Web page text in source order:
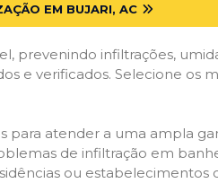
EM BUJARI, AC
prevenindo infiltrações,
e verificados. Selecione os
para atender a uma ampla
de infiltração em
ou estabelecimentos